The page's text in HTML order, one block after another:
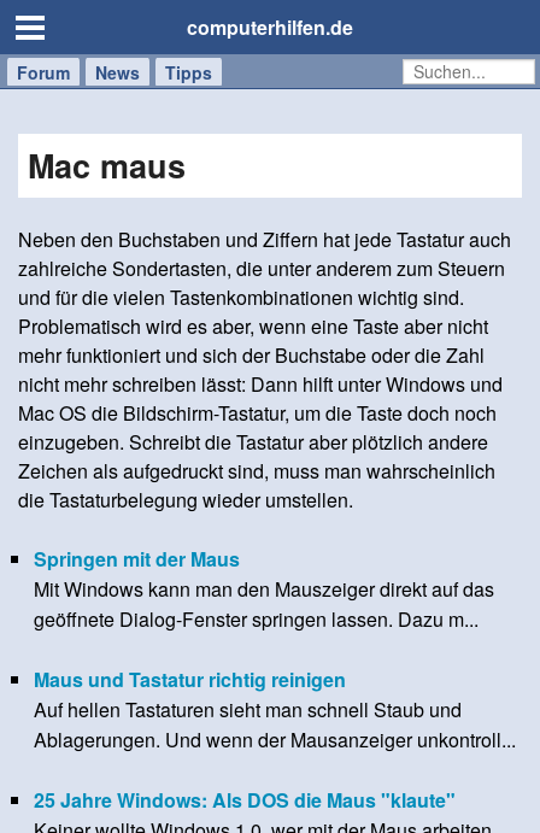
computerhilfen.de
Forum News Tipps
Handy
Windows
Mac
Mac maus
Neben den Buchstaben und Ziffern hat jede Tastatur auch
zahlreiche Sondertasten, die unter anderem zum Steuern
und für die vielen Tastenkombinationen wichtig sind.
Problematisch wird es aber, wenn eine Taste aber nicht
mehr funktioniert und sich der Buchstabe oder die Zahl
nicht mehr schreiben lässt: Dann hilft unter Windows und
Mac OS die Bildschirm-Tastatur, um die Taste doch noch
einzugeben. Schreibt die Tastatur aber plötzlich andere
Zeichen als aufgedruckt sind, muss man wahrscheinlich
die Tastaturbelegung wieder umstellen.
Springen mit der Maus
Mit Windows kann man den Mauszeiger direkt auf das
geöffnete Dialog-Fenster springen lassen. Dazu m...
Maus und Tastatur richtig reinigen
Auf hellen Tastaturen sieht man schnell Staub und
Ablagerungen. Und wenn der Mausanzeiger unkontroll...
25 Jahre Windows: Als DOS die Maus "klaute"